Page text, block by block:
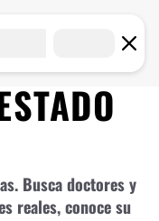
Busca doctores y
reales, conoce su